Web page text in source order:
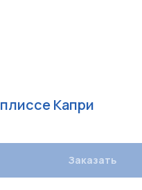
Капри
Заказать